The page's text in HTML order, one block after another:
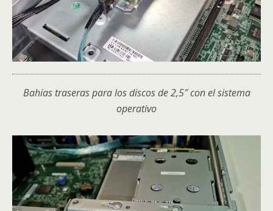
Bahías traseras para los discos de 2,5″ con el sistema
operativo